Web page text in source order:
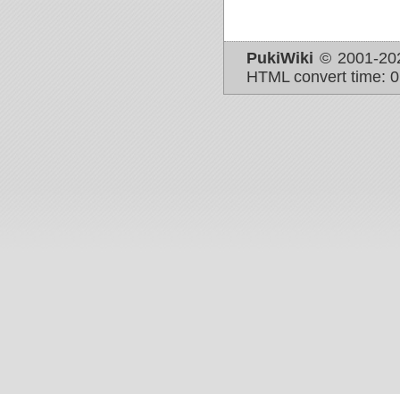
PukiWiki © 2001-
HTML convert time: